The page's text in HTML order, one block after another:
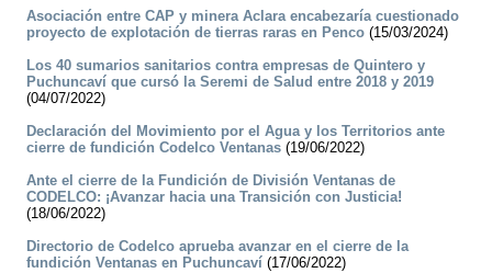
Asociación entre CAP y minera Aclara encabezaría cuestionado
proyecto de explotación de tierras raras en Penco (15/03/2024)
Los 40 sumarios sanitarios contra empresas de Quintero y
Puchuncaví que cursó la Seremi de Salud entre 2018 y 2019
(04/07/2022)
Declaración del Movimiento por el Agua y los Territorios ante
cierre de fundición Codelco Ventanas (19/06/2022)
Ante el cierre de la Fundición de División Ventanas de
CODELCO: ¡Avanzar hacia una Transición con Justicia!
(18/06/2022)
Directorio de Codelco aprueba avanzar en el cierre de la
fundición Ventanas en Puchuncaví (17/06/2022)